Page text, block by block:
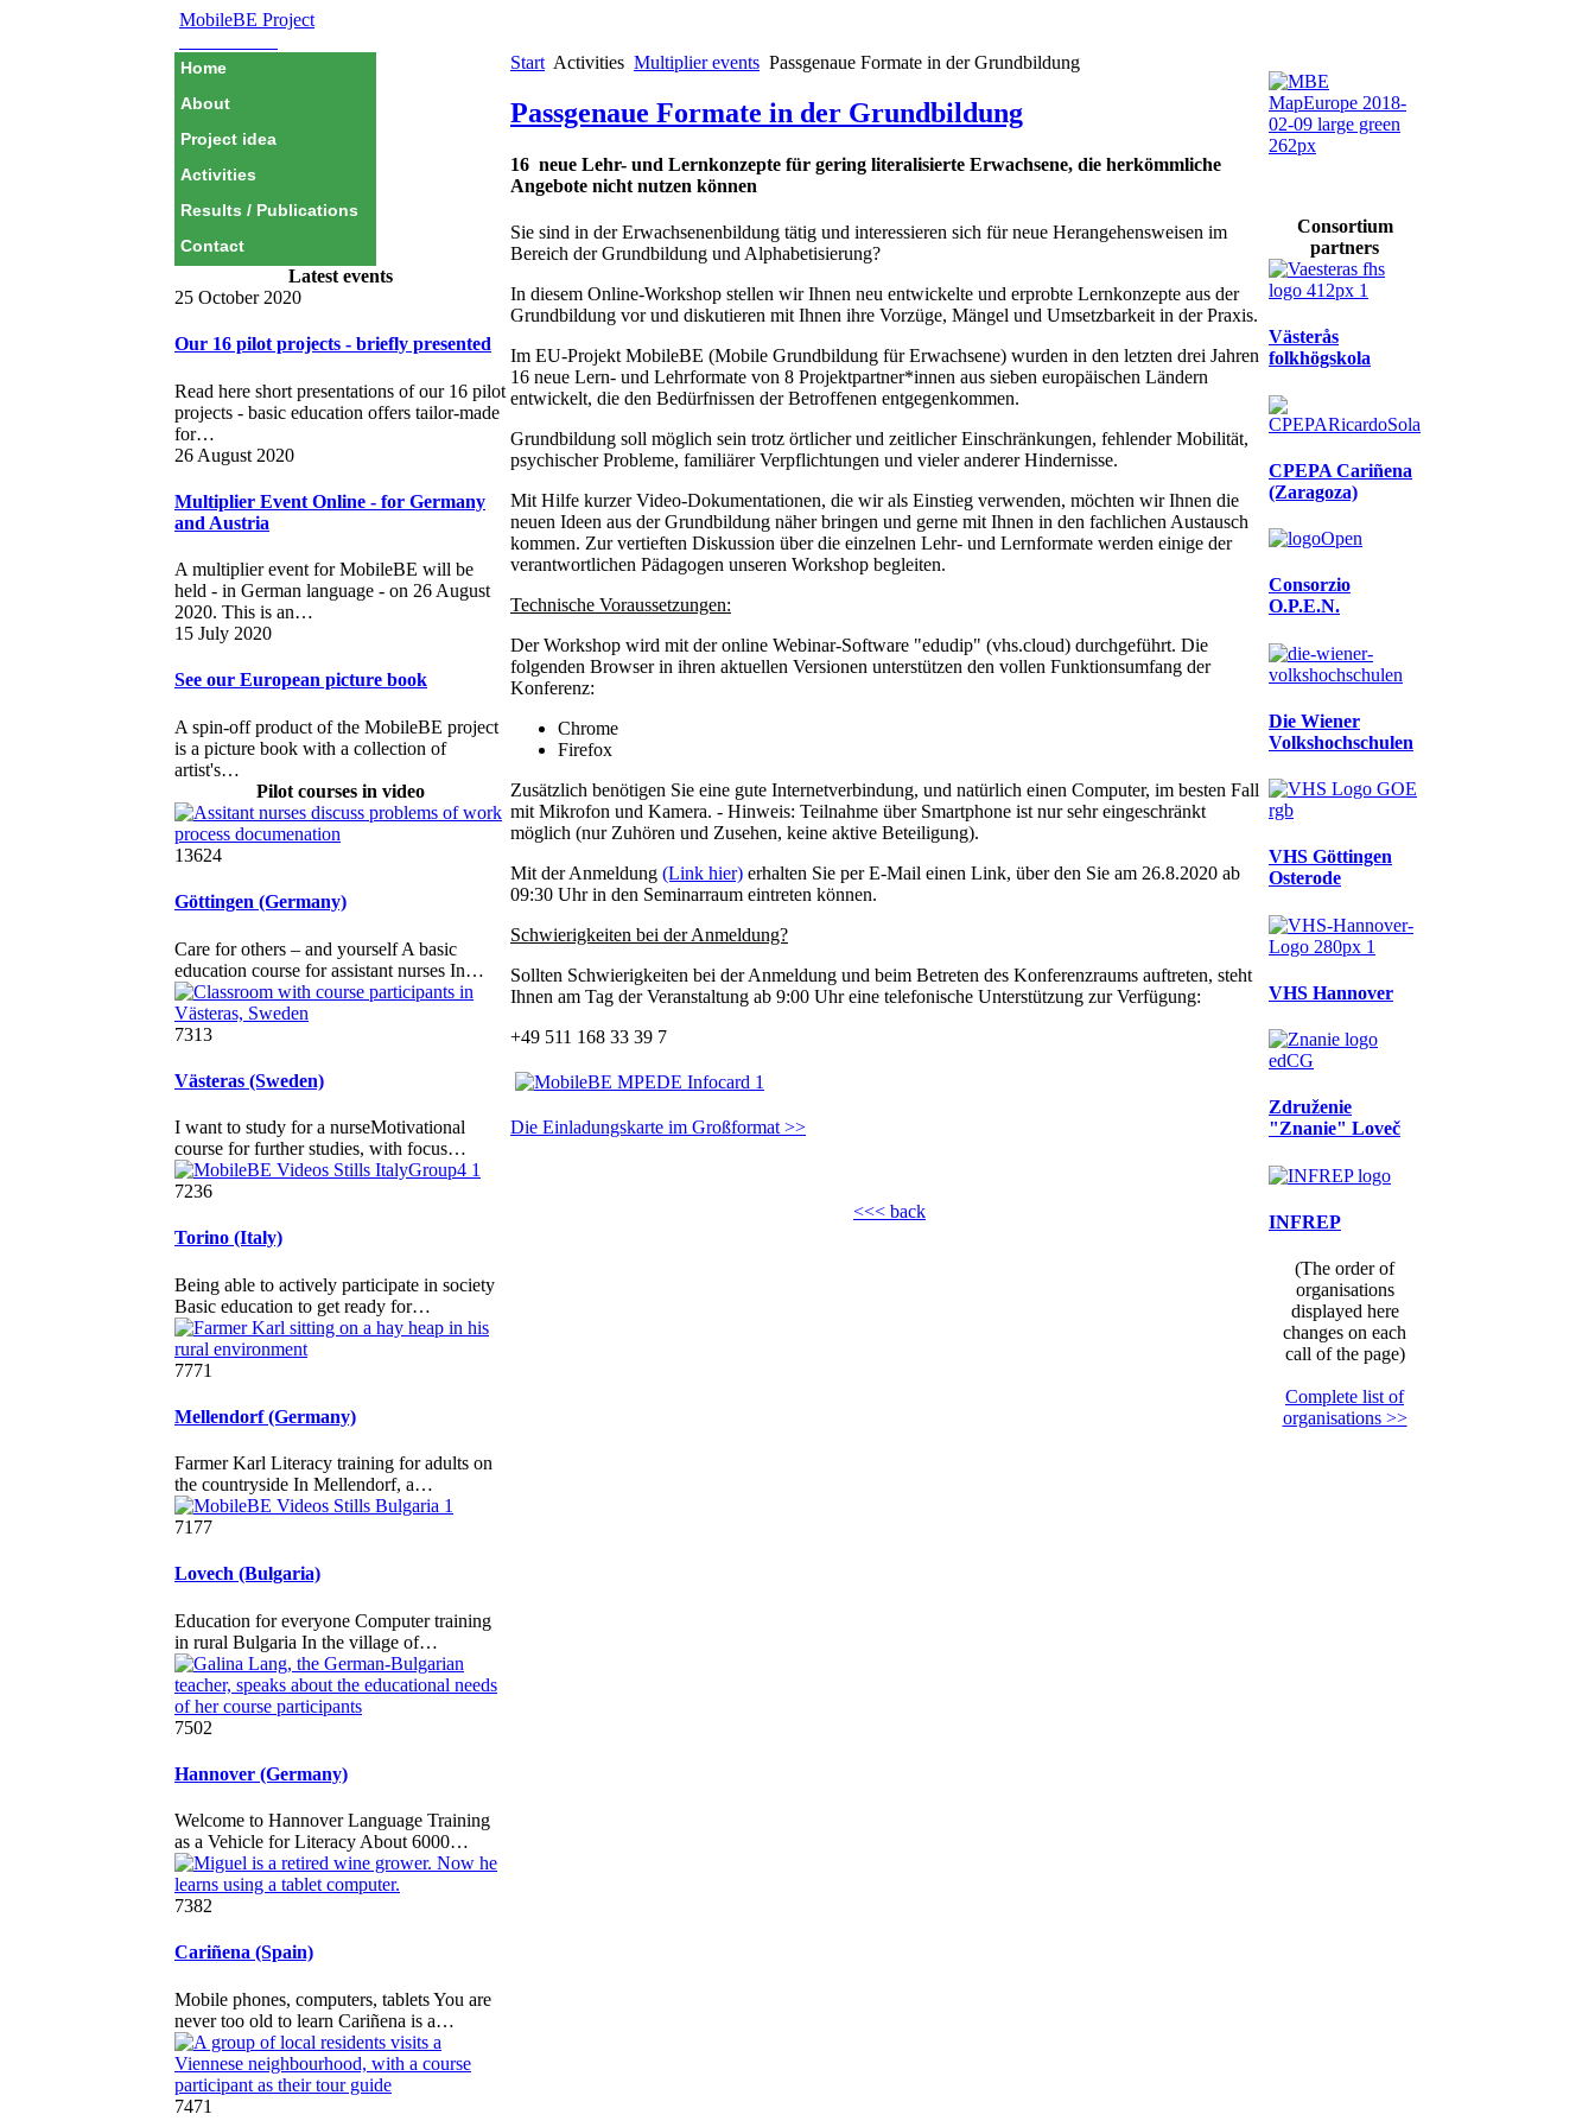
MobileBE Project
Home
About
Project idea
Activities
Results / Publications
Contact
Latest events
25 October 2020
Our 16 pilot projects - briefly presented
Read here short presentations of our 16 pilot
projects - basic education offers tailor-made
for…
26 August 2020
Multiplier Event Online - for Germany
and Austria
A multiplier event for MobileBE will be
held - in German language - on 26 August
2020. This is an…
15 July 2020
See our European picture book
A spin-off product of the MobileBE project
is a picture book with a collection of
artist's…
Pilot courses in video
13624
Göttingen (Germany)
Care for others – and yourself A basic
education course for assistant nurses In…
7313
Västeras (Sweden)
I want to study for a nurseMotivational
course for further studies, with focus…
7236
Torino (Italy)
Being able to actively participate in society
Basic education to get ready for…
7771
Mellendorf (Germany)
Farmer Karl Literacy training for adults on
the countryside In Mellendorf, a…
7177
Lovech (Bulgaria)
Education for everyone Computer training
in rural Bulgaria In the village of…
7502
Hannover (Germany)
Welcome to Hannover Language Training
as a Vehicle for Literacy About 6000…
7382
Cariñena (Spain)
Mobile phones, computers, tablets You are
never too old to learn Cariñena is a…
7471
Start Activities Multiplier events Passgenaue Formate in der Grundbildung
Passgenaue Formate in der Grundbildung
16 neue Lehr- und Lernkonzepte für gering literalisierte Erwachsene, die herkömmliche
Angebote nicht nutzen können
Sie sind in der Erwachsenenbildung tätig und interessieren sich für neue Herangehensweisen im
Bereich der Grundbildung und Alphabetisierung?
In diesem Online-Workshop stellen wir Ihnen neu entwickelte und erprobte Lernkonzepte aus der
Grundbildung vor und diskutieren mit Ihnen ihre Vorzüge, Mängel und Umsetzbarkeit in der Praxis.
Im EU-Projekt MobileBE (Mobile Grundbildung für Erwachsene) wurden in den letzten drei Jahren
16 neue Lern- und Lehrformate von 8 Projektpartner*innen aus sieben europäischen Ländern
entwickelt, die den Bedürfnissen der Betroffenen entgegenkommen.
Grundbildung soll möglich sein trotz örtlicher und zeitlicher Einschränkungen, fehlender Mobilität,
psychischer Probleme, familiärer Verpflichtungen und vieler anderer Hindernisse.
Mit Hilfe kurzer Video-Dokumentationen, die wir als Einstieg verwenden, möchten wir Ihnen die
neuen Ideen aus der Grundbildung näher bringen und gerne mit Ihnen in den fachlichen Austausch
kommen. Zur vertieften Diskussion über die einzelnen Lehr- und Lernformate werden einige der
verantwortlichen Pädagogen unseren Workshop begleiten.
Technische Voraussetzungen:
Der Workshop wird mit der online Webinar-Software "edudip" (vhs.cloud) durchgeführt. Die
folgenden Browser in ihren aktuellen Versionen unterstützen den vollen Funktionsumfang der
Konferenz:
Chrome
Firefox
Zusätzlich benötigen Sie eine gute Internetverbindung, und natürlich einen Computer, im besten Fall
mit Mikrofon und Kamera. - Hinweis: Teilnahme über Smartphone ist nur sehr eingeschränkt
möglich (nur Zuhören und Zusehen, keine aktive Beteiligung).
Mit der Anmeldung (Link hier) erhalten Sie per E-Mail einen Link, über den Sie am 26.8.2020 ab
09:30 Uhr in den Seminarraum eintreten können.
Schwierigkeiten bei der Anmeldung?
Sollten Schwierigkeiten bei der Anmeldung und beim Betreten des Konferenzraums auftreten, steht
Ihnen am Tag der Veranstaltung ab 9:00 Uhr eine telefonische Unterstützung zur Verfügung:
+49 511 168 33 39 7
Die Einladungskarte im Großformat >>
<<< back
Consortium
partners
Västerås
folkhögskola
CPEPA Cariñena
(Zaragoza)
Consorzio
O.P.E.N.
Die Wiener
Volkshochschulen
VHS Göttingen
Osterode
VHS Hannover
Združenie
"Znanie" Loveč
INFREP
(The order of
organisations
displayed here
changes on each
call of the page)
Complete list of
organisations >>